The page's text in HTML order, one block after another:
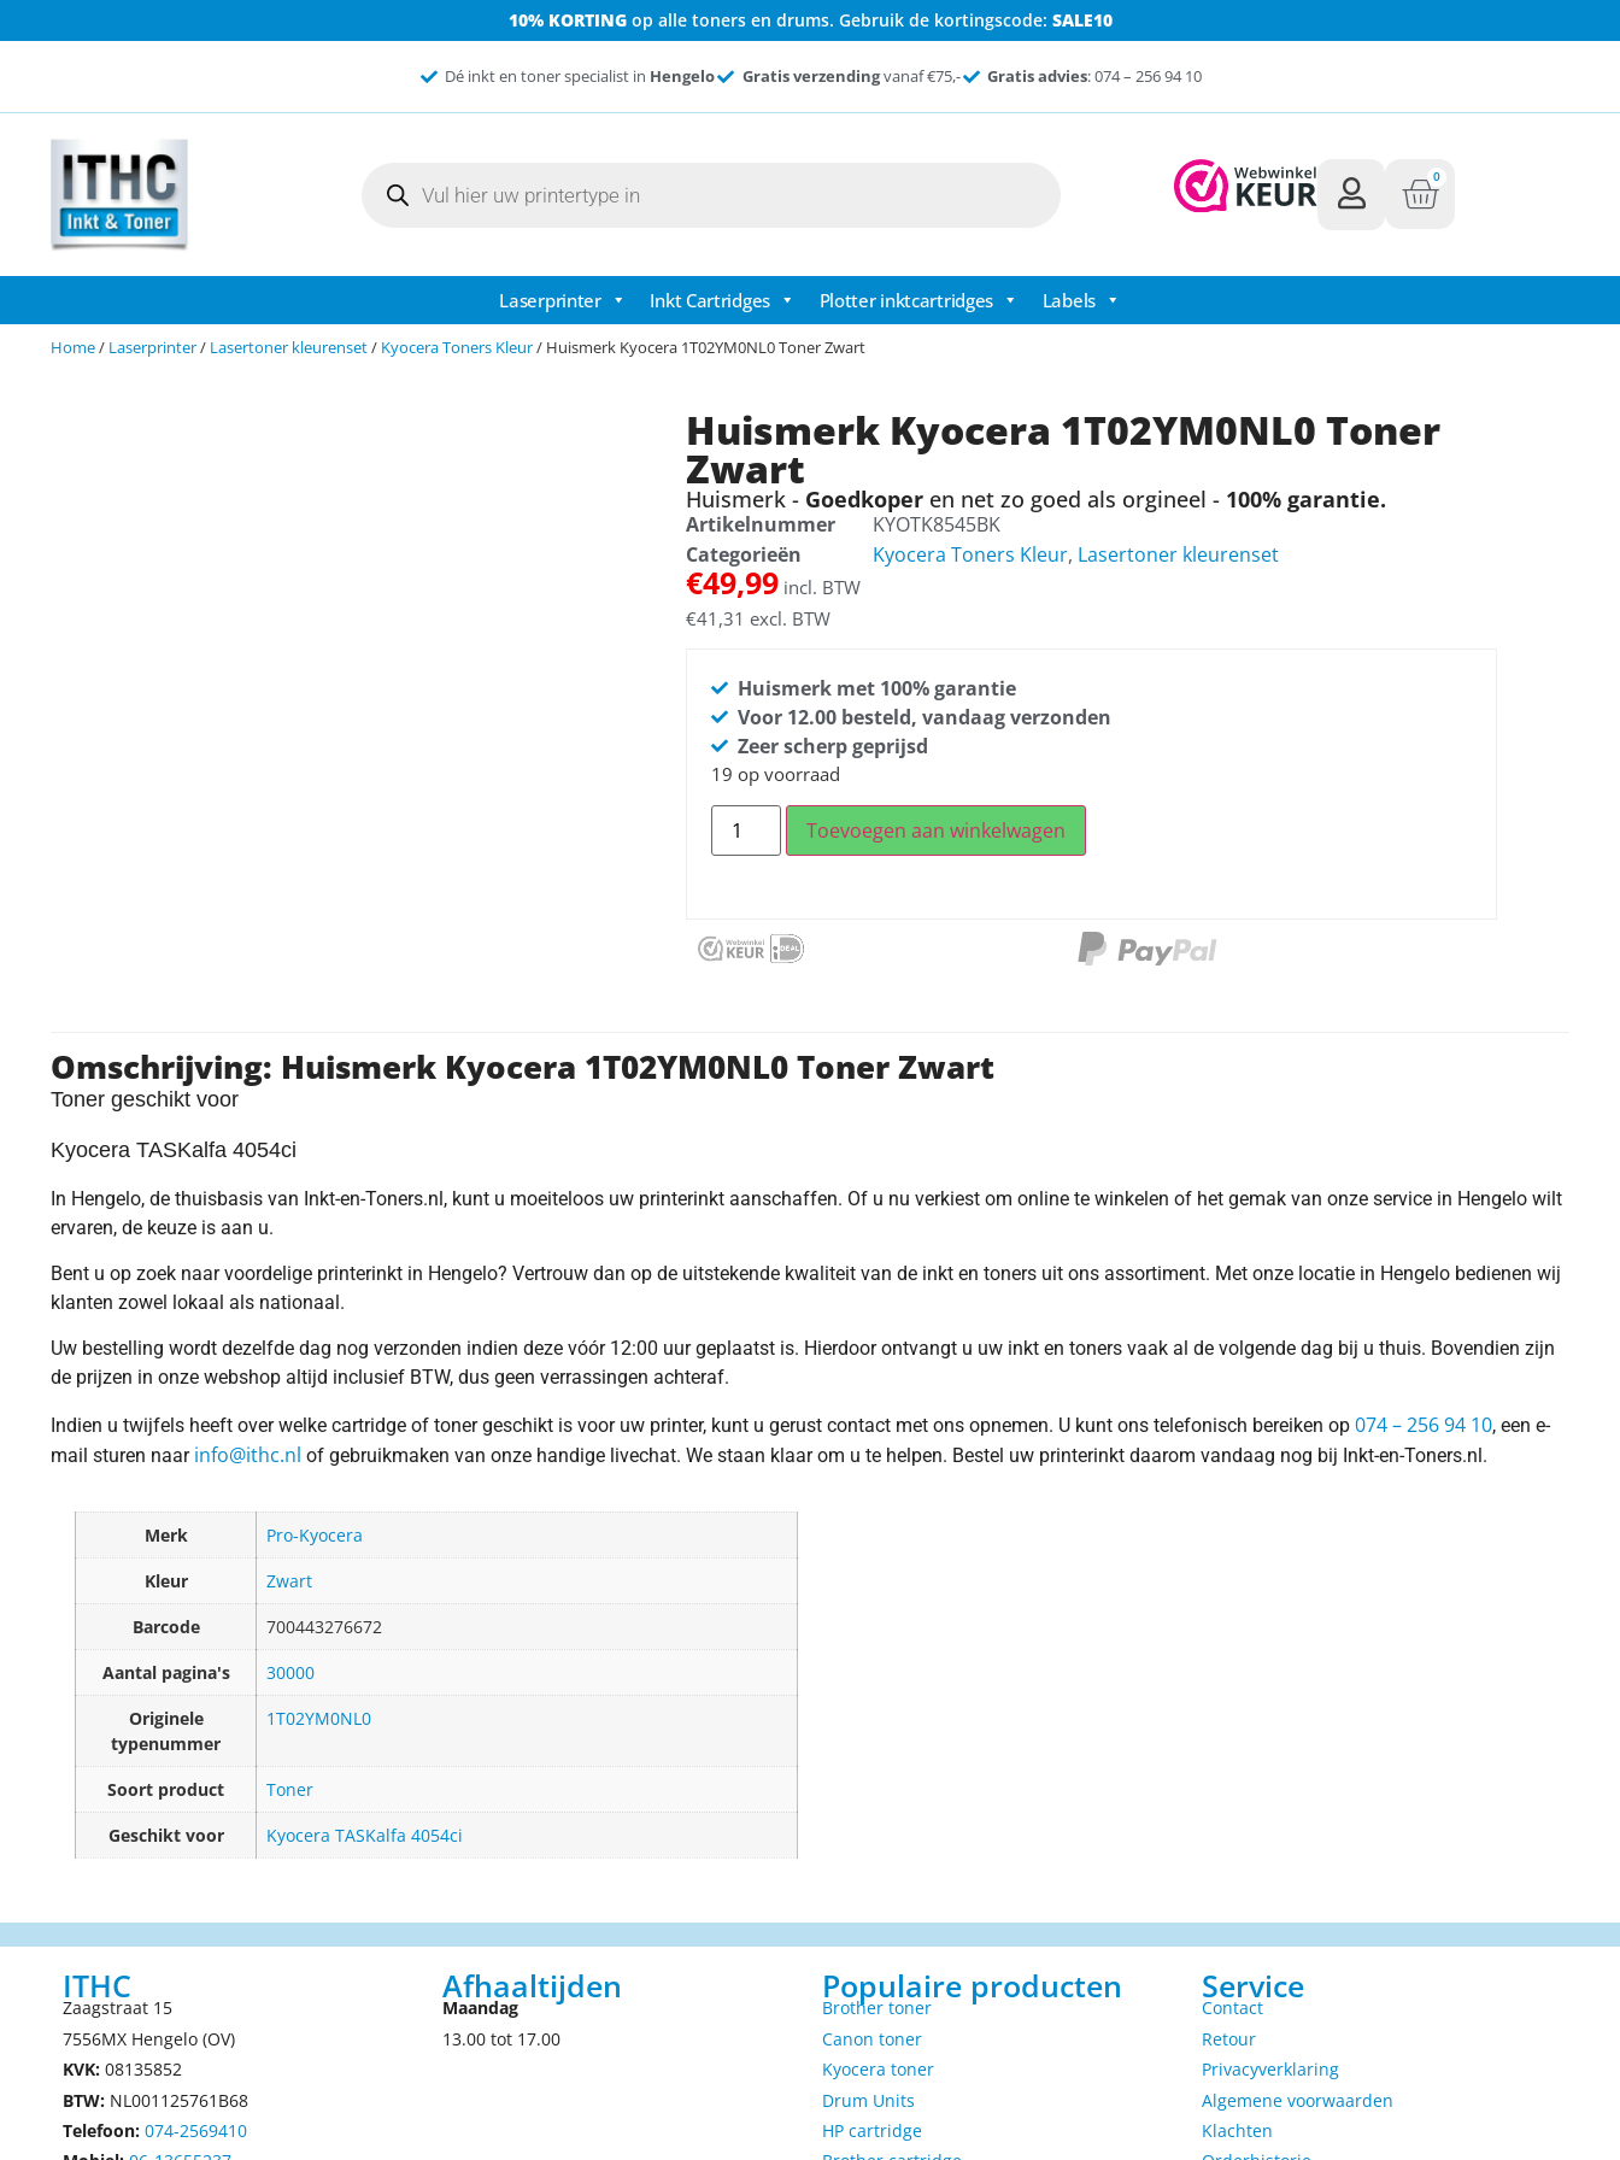
10% KORTINGop alle toners en drums. Gebruik de kortingscode: SALE10
Dé inkt en toner specialist in Hengelo Gratis verzendingvanaf €75,- Gratis advies: 074 – 256 94 10
0
Laserprinter Inkt Cartridges Plotter inktcartridges Labels
Home/ Laserprinter/ Lasertoner kleurenset/ Kyocera Toners Kleur/ Huismerk Kyocera 1T02YM0NL0 Toner Zwart
Huismerk Kyocera 1T02YM0NL0 Toner
Zwart
Huismerk - Goedkoperen net zo goed als orgineel - 100% garantie.
Artikelnummer
KYOTK8545BK
Categorieën
Kyocera Toners Kleur, Lasertoner kleurenset
€49,99incl. BTW
€41,31 excl. BTW
Huismerk met 100% garantie
Voor 12.00 besteld, vandaag verzonden
Zeer scherp geprijsd
19 op voorraad
Toevoegen aan winkelwagen
Omschrijving: Huismerk Kyocera 1T02YM0NL0 Toner Zwart
Toner geschikt voor
Kyocera TASKalfa 4054ci
In Hengelo, de thuisbasis van Inkt-en-Toners.nl, kunt u moeiteloos uw printerinkt aanschaffen. Of u nu verkiest om online te winkelen of het gemak van onze service in Hengelo wilt
ervaren, de keuze is aan u.
Bent u op zoek naar voordelige printerinkt in Hengelo? Vertrouw dan op de uitstekende kwaliteit van de inkt en toners uit ons assortiment. Met onze locatie in Hengelo bedienen wij
klanten zowel lokaal als nationaal.
Uw bestelling wordt dezelfde dag nog verzonden indien deze vóór 12:00 uur geplaatst is. Hierdoor ontvangt u uw inkt en toners vaak al de volgende dag bij u thuis. Bovendien zijn
de prijzen in onze webshop altijd inclusief BTW, dus geen verrassingen achteraf.
Indien u twijfels heeft over welke cartridge of toner geschikt is voor uw printer, kunt u gerust contact met ons opnemen. U kunt ons telefonisch bereiken op 074 – 256 94 10, een e-
mail sturen naar info@ithc.nl of gebruikmaken van onze handige livechat. We staan klaar om u te helpen. Bestel uw printerinkt daarom vandaag nog bij Inkt-en-Toners.nl.
Merk
Pro-Kyocera
Kleur
Zwart
Barcode
700443276672
Aantal pagina's
30000
Originele
typenummer
1T02YM0NL0
Soort product
Toner
Geschikt voor
Kyocera TASKalfa 4054ci
ITHC
Zaagstraat 15
7556MX Hengelo (OV)
KVK: 08135852
BTW: NL001125761B68
Telefoon: 074-2569410
Afhaaltijden
Maandag
13.00 tot 17.00
Populaire producten
Brother toner
Canon toner
Kyocera toner
Drum Units
HP cartridge
Service
Contact
Retour
Privacyverklaring
Algemene voorwaarden
Klachten